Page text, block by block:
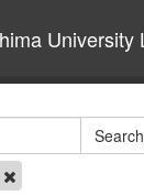
University